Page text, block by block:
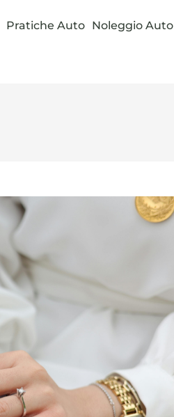
Pratiche Auto Noleggio Auto